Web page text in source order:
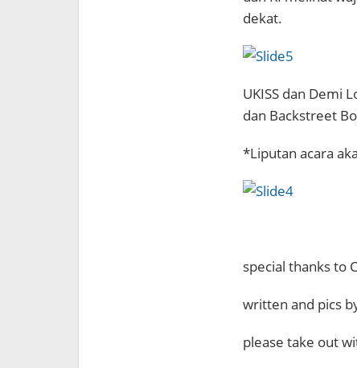
dekat.
UKISS dan Demi
dan Backstreet
*Liputan acara
special thanks to
written and pics
please take out